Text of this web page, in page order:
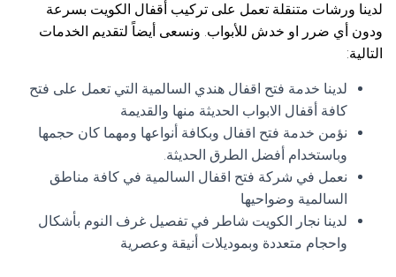
لدينا ورشات متنقلة تعمل على تركيب أقفال الكويت بسرعة
ودون أي ضرر او خدش للأبواب. ونسعى أيضاً لتقديم الخدمات
التالية:
لدينا خدمة فتح اقفال هندي السالمية التي تعمل على فتح
كافة أقفال الابواب الحديثة منها والقديمة
نؤمن خدمة فتح اقفال وبكافة أنواعها ومهما كان حجمها
وباستخدام أفضل الطرق الحديثة.
نعمل في شركة فتح اقفال السالمية في كافة مناطق
السالمية وضواحيها
لدينا نجار الكويت شاطر في تفصيل غرف النوم بأشكال
واحجام متعددة وبموديلات أنيقة وعصرية